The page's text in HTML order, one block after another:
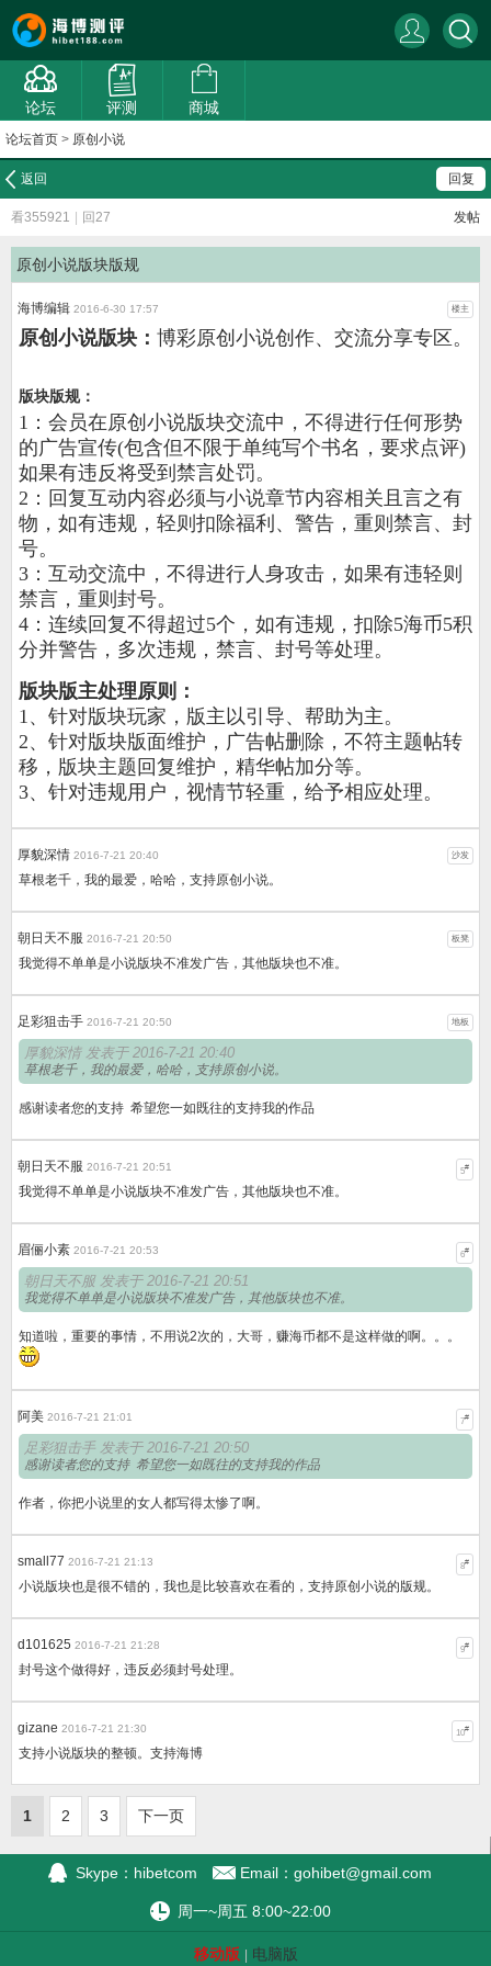
论坛 评测 商城
论坛首页 > 原创小说
返回 回复
看355921 回27 发帖
原创小说版块版规
楼主
海博编辑 2016-6-30 17:57
原创小说版块： 博彩原创小说创作、交流分享专区。
版块版规：
1：会员在原创小说版块交流中，不得进行任何形势
的广告宣传(包含但不限于单纯写个书名，要求点评)
如果有违反将受到禁言处罚。
2：回复互动内容必须与小说章节内容相关且言之有
物，如有违规，轻则扣除福利、警告，重则禁言、封
号。
3：互动交流中，不得进行人身攻击，如果有违轻则
禁言，重则封号。
4：连续回复不得超过5个，如有违规，扣除5海币5积
分并警告，多次违规，禁言、封号等处理。
版块版主处理原则：
1、针对版块玩家，版主以引导、帮助为主。
2、针对版块版面维护，广告帖删除，不符主题帖转
移，版块主题回复维护，精华帖加分等。
3、针对违规用户，视情节轻重，给予相应处理。
沙发
厚貌深情 2016-7-21 20:40
草根老千，我的最爱，哈哈，支持原创小说。
板凳
朝日天不服 2016-7-21 20:50
我觉得不单单是小说版块不准发广告，其他版块也不准。
地板
足彩狙击手 2016-7-21 20:50
厚貌深情 发表于 2016-7-21 20:40
草根老千，我的最爱，哈哈，支持原创小说。
感谢读者您的支持 希望您一如既往的支持我的作品
5#
朝日天不服 2016-7-21 20:51
我觉得不单单是小说版块不准发广告，其他版块也不准。
6#
眉俪小素 2016-7-21 20:53
朝日天不服 发表于 2016-7-21 20:51
我觉得不单单是小说版块不准发广告，其他版块也不准。
知道啦，重要的事情，不用说2次的，大哥，赚海币都不是这样做的啊。。。
7#
阿美 2016-7-21 21:01
足彩狙击手 发表于 2016-7-21 20:50
感谢读者您的支持 希望您一如既往的支持我的作品
作者，你把小说里的女人都写得太惨了啊。
8#
small77 2016-7-21 21:13
小说版块也是很不错的，我也是比较喜欢在看的，支持原创小说的版规。
9#
d101625 2016-7-21 21:28
封号这个做得好，违反必须封号处理。
10#
gizane 2016-7-21 21:30
支持小说版块的整顿。支持海博
1 2 3 下一页
Skype：hibetcom Email： gohibet@gmail.com
周一~周五 8:00~22:00
移动版 电脑版